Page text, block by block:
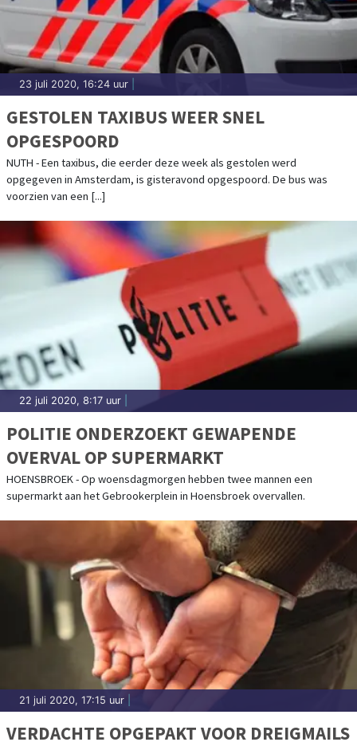
23 juli 2020, 16:24 uur
GESTOLEN TAXIBUS WEER SNEL
OPGESPOORD
NUTH - Een taxibus, die eerder deze week als gestolen werd
opgegeven in Amsterdam, is gisteravond opgespoord. De bus was
voorzien van een [...]
22 juli 2020, 8:17 uur
POLITIE ONDERZOEKT GEWAPENDE
OVERVAL OP SUPERMARKT
HOENSBROEK - Op woensdagmorgen hebben twee mannen een
supermarkt aan het Gebrookerplein in Hoensbroek overvallen.
21 juli 2020, 17:15 uur
VERDACHTE OPGEPAKT VOOR DREIGMAILS